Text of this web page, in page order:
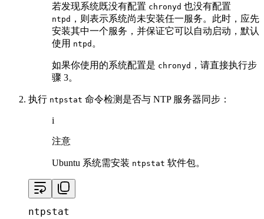
若发现系统既没有配置 chronyd 也没有配置
ntpd ，则表示系统尚未安装任一服务。此时，应先
安装其中一个服务，并保证它可以自动启动，默认
使用 ntpd 。
如果你使用的系统配置是 chronyd ，请直接执行步
骤 3。
执行 ntpstat 命令检测是否与 NTP 服务器同步：
i
注意
Ubuntu 系统需安装 ntpstat 软件包。
ntpstat